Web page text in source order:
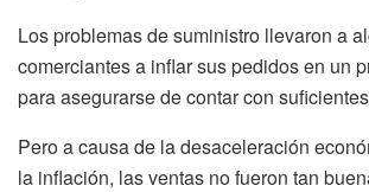
Los problemas de suministro llevaron a
comerciantes a inflar sus pedidos en un
para asegurarse de contar con
Pero a causa de la desaceleración
la inflación, las ventas no fueron tan